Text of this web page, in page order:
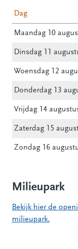
Dag
Maandag 10
Dinsdag 11
Woensdag 12
Donderdag 13
Vrijdag 14
Zaterdag 15
Zondag 16
Milieupark
Bekijk hier de
milieupark.